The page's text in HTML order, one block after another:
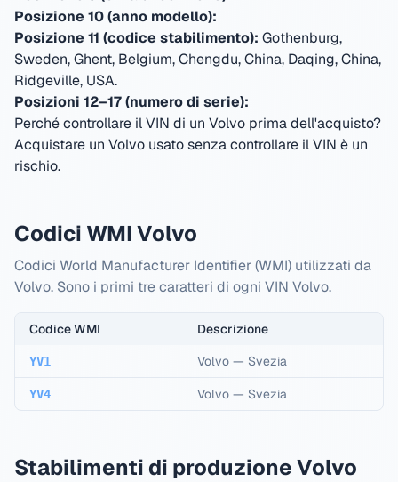
Posizione 10 (anno modello):
Posizione 11 (codice stabilimento): Gothenburg,
Sweden, Ghent, Belgium, Chengdu, China, Daqing, China,
Ridgeville, USA.
Posizioni 12–17 (numero di serie):
Perché controllare il VIN di un Volvo prima dell'acquisto?
Acquistare un Volvo usato senza controllare il VIN è un
rischio.
Codici WMI Volvo
Codici World Manufacturer Identifier (WMI) utilizzati da
Volvo. Sono i primi tre caratteri di ogni VIN Volvo.
Codice WMI Descrizione
YV1 Volvo — Svezia
YV4 Volvo — Svezia
Stabilimenti di produzione Volvo